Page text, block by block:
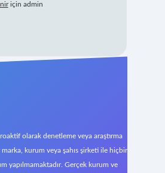
için admin
olarak denetleme veya araştırma
kurum veya şahıs şirketi ile hiçbir
yapılmamaktadır. Gerçek kurum ve